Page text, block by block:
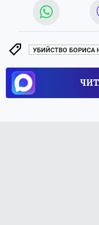
УБИЙСТВО БОРИСА